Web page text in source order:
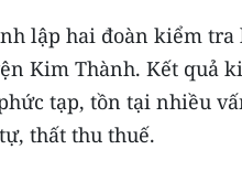
lập hai đoàn kiểm
Kim Thành. Kết quả
tạp, tồn tại nhiều
thất thu thuế.